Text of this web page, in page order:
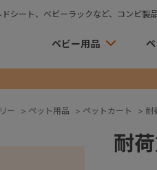
シート、ベビーラックなど、コンビ製
ベビー用品
ー > ペット用品 > ペットカート > 耐
耐